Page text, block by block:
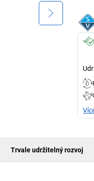
Trvale udržitelný rozvoj